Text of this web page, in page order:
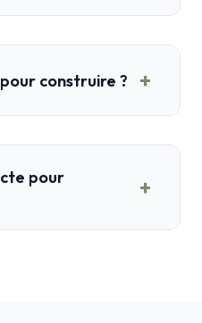
construire ? +
pour
+